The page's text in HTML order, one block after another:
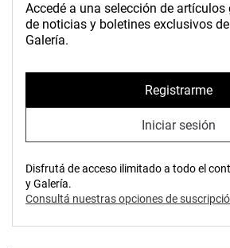
Accedé a una selección de
de noticias y boletines exclusivos
Galería.
Registrarme
Iniciar sesión
Disfrutá de acceso ilimitado a todo el
y Galería.
Consultá nuestras opciones de